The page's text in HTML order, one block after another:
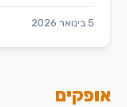
5 בינואר 2026
אופקים